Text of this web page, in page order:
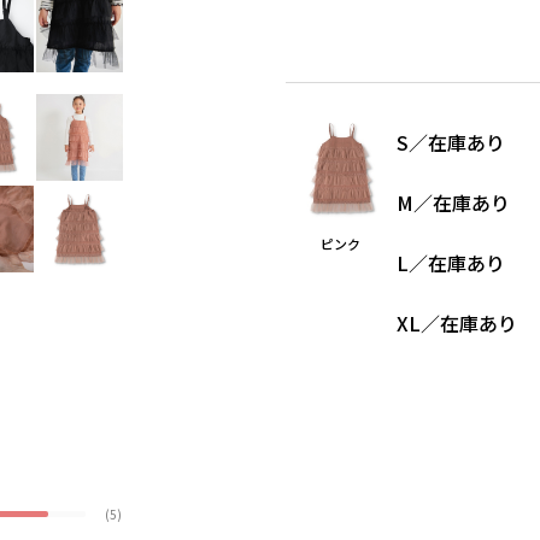
(5)
ピンク
S／在庫あり
M／在庫あり
L／在庫あり
XL／在庫あり